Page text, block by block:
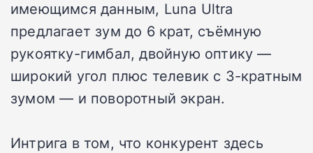
имеющимся данным, Luna Ultra
предлагает зум до 6 крат, съёмную
рукоятку-гимбал, двойную оптику —
широкий угол плюс телевик с 3-кратным
зумом — и поворотный экран.
Интрига в том, что конкурент здесь